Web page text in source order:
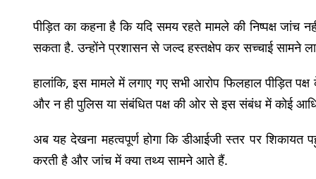
पीड़ित का कहना है कि यदि समय रहते मामले की निष्पक्ष जांच
सकता है. उन्होंने प्रशासन से जल्द हस्तक्षेप कर सच्चाई सामने
हालांकि, इस मामले में लगाए गए सभी आरोप फिलहाल पीड़ित
और न ही पुलिस या संबंधित पक्ष की ओर से इस संबंध में कोई
अब यह देखना महत्वपूर्ण होगा कि डीआईजी स्तर पर शिकायत
करती है और जांच में क्या तथ्य सामने आते हैं.